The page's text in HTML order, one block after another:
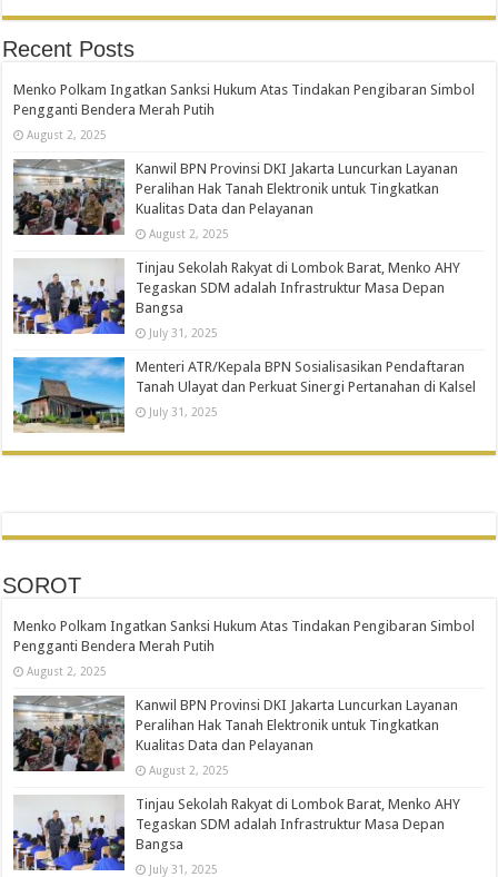
Recent Posts
Menko Polkam Ingatkan Sanksi Hukum Atas Tindakan Pengibaran Simbol
Pengganti Bendera Merah Putih
August 2, 2025
Kanwil BPN Provinsi DKI Jakarta Luncurkan Layanan
Peralihan Hak Tanah Elektronik untuk Tingkatkan
Kualitas Data dan Pelayanan
August 2, 2025
Tinjau Sekolah Rakyat di Lombok Barat, Menko AHY
Tegaskan SDM adalah Infrastruktur Masa Depan
Bangsa
July 31, 2025
Menteri ATR/Kepala BPN Sosialisasikan Pendaftaran
Tanah Ulayat dan Perkuat Sinergi Pertanahan di Kalsel
July 31, 2025
SOROT
Menko Polkam Ingatkan Sanksi Hukum Atas Tindakan Pengibaran Simbol
Pengganti Bendera Merah Putih
August 2, 2025
Kanwil BPN Provinsi DKI Jakarta Luncurkan Layanan
Peralihan Hak Tanah Elektronik untuk Tingkatkan
Kualitas Data dan Pelayanan
August 2, 2025
Tinjau Sekolah Rakyat di Lombok Barat, Menko AHY
Tegaskan SDM adalah Infrastruktur Masa Depan
Bangsa
July 31, 2025